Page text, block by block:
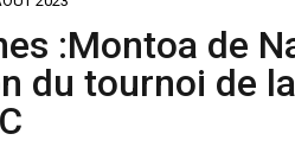
:Montoa de
du tournoi de